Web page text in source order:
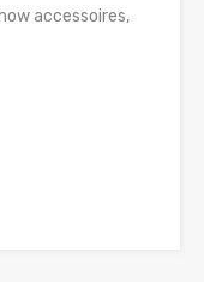
accessoires,